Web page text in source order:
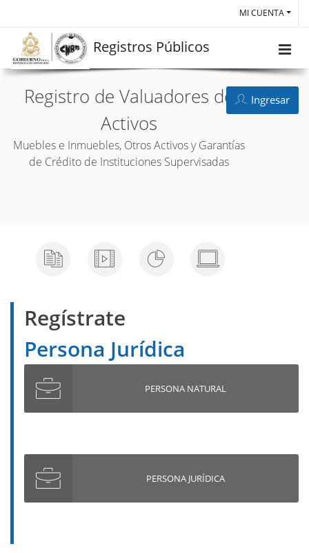
MI CUENTA
Registros Públicos
Registro de Valuadores de
Activos
Muebles e Inmuebles, Otros Activos y Garantías
de Crédito de Instituciones Supervisadas
Ingresar
Regístrate
Persona Natural
Persona Jurídica
Persona NaturalPERSONA NATURAL
PERSONA JURÍDICA